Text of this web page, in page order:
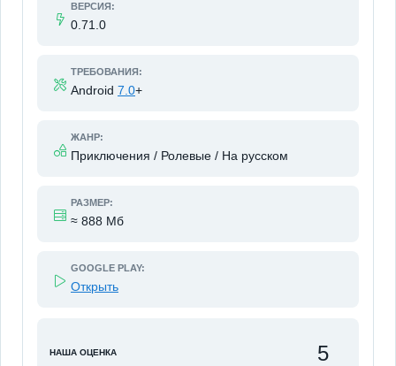
ВЕРСИЯ:
0.71.0
ТРЕБОВАНИЯ:
Android 7.0+
ЖАНР:
Приключения / Ролевые / На русском
РАЗМЕР:
≈ 888 Мб
GOOGLE PLAY:
Открыть
НАША ОЦЕНКА 5